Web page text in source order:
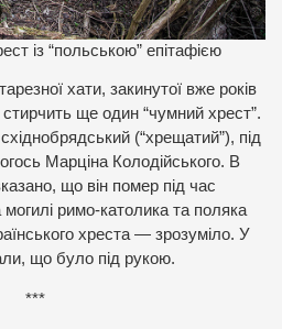
із “польською” епітафією
хати, закинутої вже років
ще один “чумний хрест”.
(“хрещатий”), під
Марціна Колодійського. В
що він помер під час
римо-католика та поляка
хреста — зрозуміло. У
що було під рукою.
***